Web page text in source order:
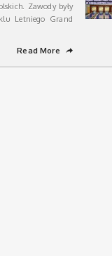
Zawody były
Letniego Grand
Read More
➦